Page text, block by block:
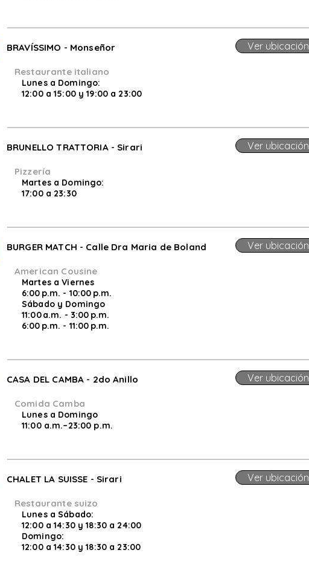
BRAVÍSSIMO - Monseñor Ver ubicación
Restaurante italiano
Lunes a Domingo:
12:00 a 15:00 y 19:00 a 23:00
BRUNELLO TRATTORIA - Sirari Ver ubicación
Pizzería
Martes a Domingo:
17:00 a 23:30
BURGER MATCH - Calle Dra Maria de Boland Ver ubicación
American Cousine
Martes a Viernes
6:00 p.m. - 10:00 p.m.
Sábado y Domingo
11:00 a.m. - 3:00 p.m.
6:00 p.m. - 11:00 p.m.
CASA DEL CAMBA - 2do Anillo Ver ubicación
Comida Camba
Lunes a Domingo
11:00 a.m.–23:00 p.m.
CHALET LA SUISSE - Sirari Ver ubicación
Restaurante suizo
Lunes a Sábado:
12:00 a 14:30 y 18:30 a 24:00
Domingo:
12:00 a 14:30 y 18:30 a 23:00